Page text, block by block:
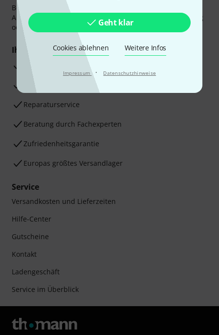
Geht klar
Cookies ablehnen Weitere Infos
Impressum · Datenschutzhinweise
Bezahlen Sie vertraulich und sicher per Vorkasse, PayPal,
Amazon Pay,
Klarna Sofort bezahlen
Klarna Ratenzahlung
oder Kreditkarte.
Ihre Vorteile
3 Jahre Thomann Garantie
30 Tage Money-Back-Garantie
Reparaturservice
Beratung durch Fachexperten
Zufriedenheitsgarantie
Europas größtes Versandlager
Service
Versandkosten und Lieferzeiten
Hilfe-Center
Gutscheine
Kontakt
Ladengeschäft
Service im Überblick